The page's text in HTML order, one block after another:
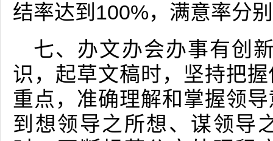
结率达到100%，满意率分
七、办文办会办事有创
识，起草文稿时，坚持把
重点，准确理解和掌握领
到想领导之所想、谋领导